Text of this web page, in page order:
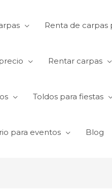
Renta de carpas
Rentar carpas
Toldos para fiestas
para eventos Blog